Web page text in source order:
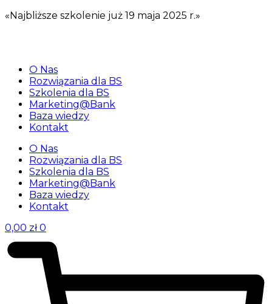
«Najbliższe szkolenie już 19 maja 2025 r.»
O Nas
Rozwiązania dla BS
Szkolenia dla BS
Marketing@Bank
Baza wiedzy
Kontakt
O Nas
Rozwiązania dla BS
Szkolenia dla BS
Marketing@Bank
Baza wiedzy
Kontakt
0,00 zł 0